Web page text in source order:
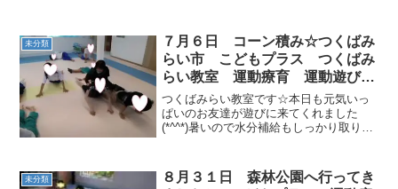
未分類
７月６日 コーン積み☆つくばみ
らい市 こどもプラス つくばみ
らい教室 運動療育 運動遊び
放課後等デイサービス 受給者
証 発達支援
つくばみらい教室です☆本日も元気いっ
ぱいのお友達が遊びに来てくれました
(*^^*)暑いので水分補給もしっかり取り行
や、おままごと、おみせやさんで遊んで
いるお友達もいます...
未分類
８月３１日 森林公園へ行ってき